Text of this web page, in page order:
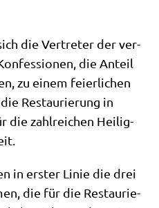
die Ver­tre­ter der ver­
die Anteil
zu einem fei­er­li­chen
Restau­rie­rung in
die zahl­rei­chen Hei­lig-
in erster Linie die drei
die für die Restau­rie­